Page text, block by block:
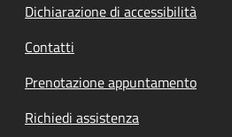
Dichiarazione di accessibilità
Contatti
Prenotazione appuntamento
Richiedi assistenza